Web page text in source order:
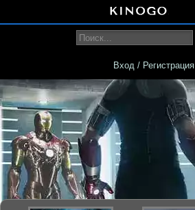
Вход / Регистрация